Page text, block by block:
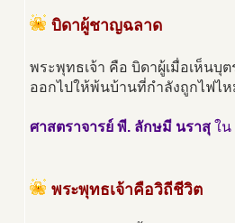
บิดาผู้ชาญฉลาด
พระพุทธเจ้า คือ บิดาผู้เมื่อเห็นบุ
ออกไปให้พ้นบ้านที่กำลังถูกไฟไ
ศาสตราจารย์ พี. ลักษมี นราสุ ใน
พระพุทธเจ้าคือวิถีชีวิต